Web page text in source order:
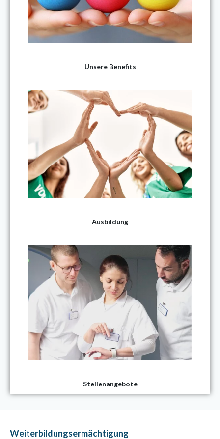
Unsere Benefits
Ausbildung
Stellenangebote
Weiterbildungsermächtigung